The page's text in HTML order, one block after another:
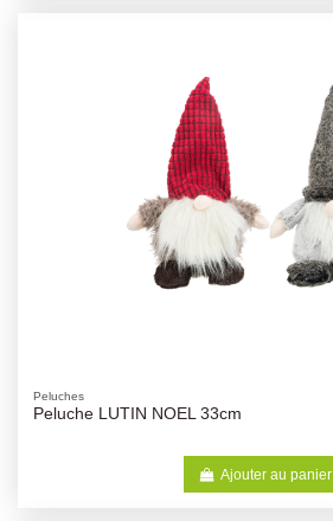
Peluches
Peluche LUTIN NOEL 33cm
Ajouter au panier